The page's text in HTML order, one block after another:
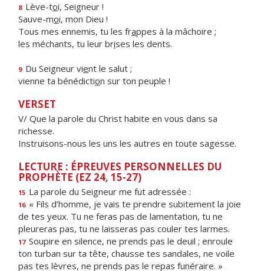
8 Lève-toi, Seigneur !
Sauve-moi, mon Dieu !
Tous mes ennemis, tu les frappes à la mâchoire ;
les méchants, tu leur brises les dents.
9 Du Seigneur vient le salut ;
vienne ta bénédiction sur ton peuple !
VERSET
V/ Que la parole du Christ habite en vous dans sa
richesse.
Instruisons-nous les uns les autres en toute sagesse.
LECTURE : ÉPREUVES PERSONNELLES DU
PROPHÈTE (EZ 24, 15-27)
15 La parole du Seigneur me fut adressée :
16 « Fils d’homme, je vais te prendre subitement la joie
de tes yeux. Tu ne feras pas de lamentation, tu ne
pleureras pas, tu ne laisseras pas couler tes larmes.
17 Soupire en silence, ne prends pas le deuil ; enroule
ton turban sur ta tête, chausse tes sandales, ne voile
pas tes lèvres, ne prends pas le repas funéraire. »